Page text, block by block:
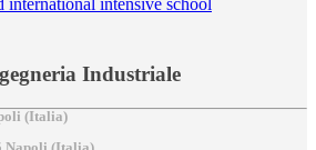
Industriale
(Italia)